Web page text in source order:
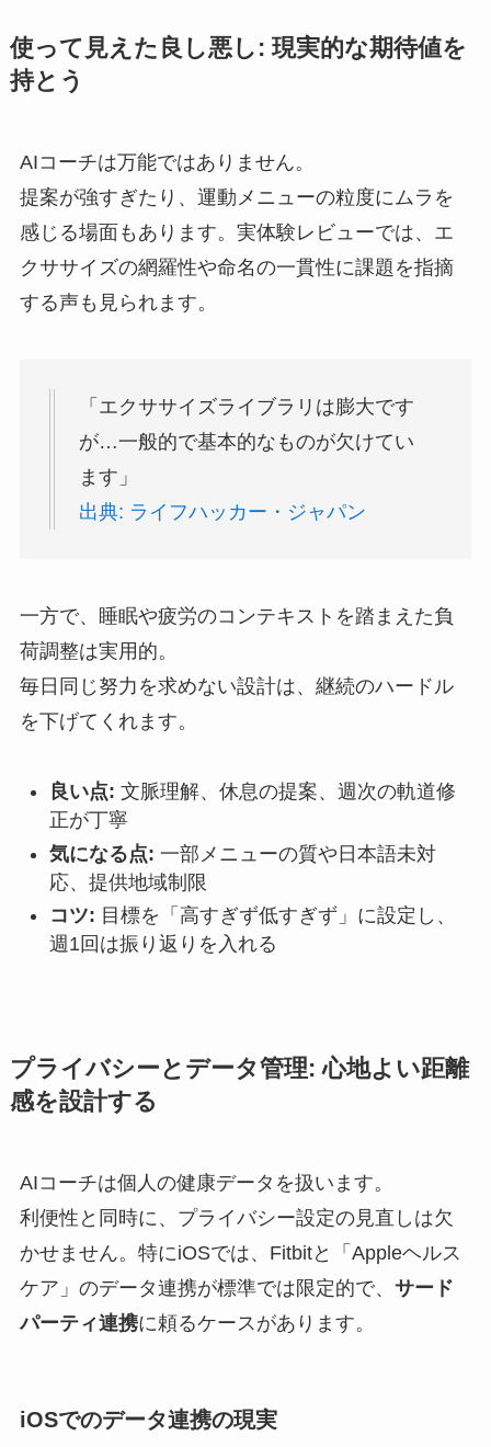
使って見えた良し悪し: 現実的な期待値を
持とう
AIコーチは万能ではありません。
提案が強すぎたり、運動メニューの粒度にムラを
感じる場面もあります。実体験レビューでは、エ
クササイズの網羅性や命名の一貫性に課題を指摘
する声も見られます。
「エクササイズライブラリは膨大です
が…一般的で基本的なものが欠けてい
ます」
出典: ライフハッカー・ジャパン
一方で、睡眠や疲労のコンテキストを踏まえた負
荷調整は実用的。
毎日同じ努力を求めない設計は、継続のハードル
を下げてくれます。
良い点: 文脈理解、休息の提案、週次の軌道修
正が丁寧
気になる点: 一部メニューの質や日本語未対
応、提供地域制限
コツ: 目標を「高すぎず低すぎず」に設定し、
週1回は振り返りを入れる
プライバシーとデータ管理: 心地よい距離
感を設計する
AIコーチは個人の健康データを扱います。
利便性と同時に、プライバシー設定の見直しは欠
かせません。特にiOSでは、Fitbitと「Appleヘルス
ケア」のデータ連携が標準では限定的で、 サード
パーティ連携に頼るケースがあります。
iOSでのデータ連携の現実